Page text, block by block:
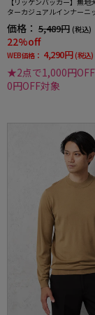
ターカジュアルインナーニ
価格： 5,489円 (税込)
22%off
WEB価格： 4,290円 (税込)
★2点で1,000円
0円OFF対象